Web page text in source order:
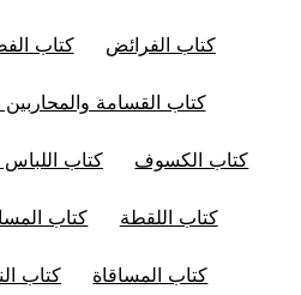
كتاب الفرائض كتاب
كتاب القسامة
كتاب الكسوف كتاب اللباس
كتاب اللقطة كتاب
كتاب المساقاة كتاب